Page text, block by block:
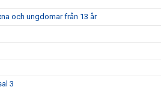
och ungdomar från 13 år
3